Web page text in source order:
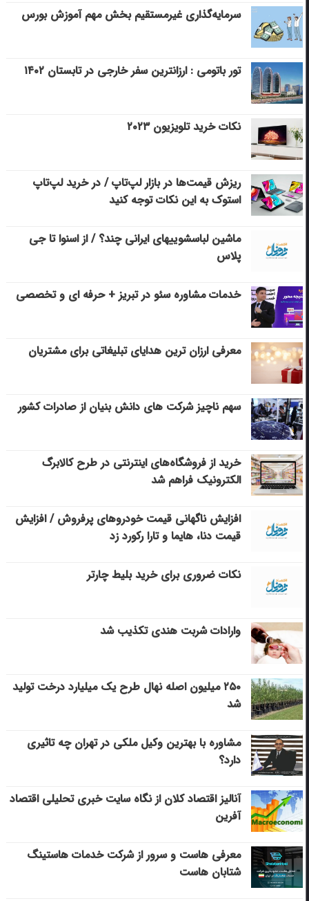
سرمایه‌گذاری غیرمستقیم بخش مهم آموزش بورس
تور باتومی : ارزانترین سفر خارجی در تابستان ۱۴۰۲
نکات خرید تلویزیون ۲۰۲۳
ریزش قیمت‌ها در بازار لپ‌تاپ / در خرید لپ‌تاپ
استوک به این نکات توجه کنید
ماشین لباسشویی‎های ایرانی چند؟ / از اسنوا تا جی
پلاس
خدمات مشاوره سئو در تبریز + حرفه ای و تخصصی
معرفی ارزان ترین هدایای تبلیغاتی برای مشتریان
سهم ناچیز شرکت های دانش بنیان از صادرات کشور
خرید از فروشگاه‌های اینترنتی در طرح کالابرگ
الکترونیک فراهم شد
افزایش ناگهانی قیمت خودروهای پرفروش / افزایش
قیمت دنا، هایما و تارا رکورد زد
نکات ضروری برای خرید بلیط چارتر
وارادات شربت هندی تکذیب شد
۲۵۰ میلیون اصله نهال طرح یک میلیارد درخت تولید
شد
مشاوره با بهترین وکیل ملکی در تهران چه تاثیری
دارد؟
آنالیز اقتصاد کلان از نگاه سایت خبری تحلیلی اقتصاد
آفرین
معرفی هاست و سرور از شرکت خدمات هاستینگ
شتابان هاست